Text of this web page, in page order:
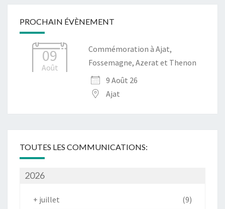
PROCHAIN ÉVÈNEMENT
09
Août
Commémoration à Ajat,
Fossemagne, Azerat et Thenon
9 Août 26
Ajat
TOUTES LES COMMUNICATIONS:
2026
+ juillet (9)